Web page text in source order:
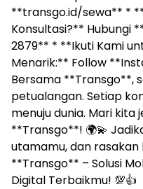
**transgo.id/sewa** *
Konsultasi?** Hubungi
2879** * **Ikuti Kami
Menarik:** Follow
Bersama **Transgo**,
petualangan. Setiap
menuju dunia. Mari kita
**Transgo**! 🌍💫
utamamu, dan rasakan
**Transgo** – Solusi
Digital Terbaikmu! 💯👍